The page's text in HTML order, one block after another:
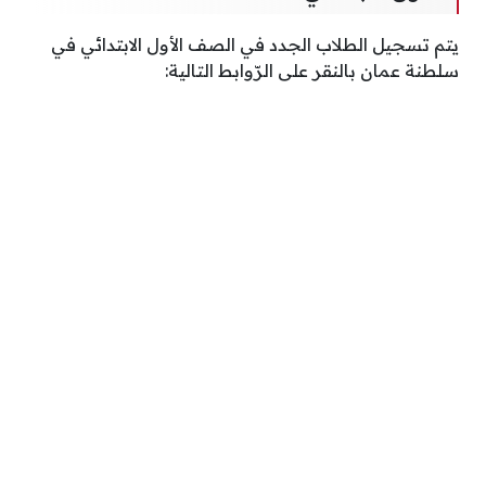
يتم تسجيل الطلاب الجدد في الصف الأول الابتدائي في
سلطنة عمان بالنقر على الرّوابط التالية: